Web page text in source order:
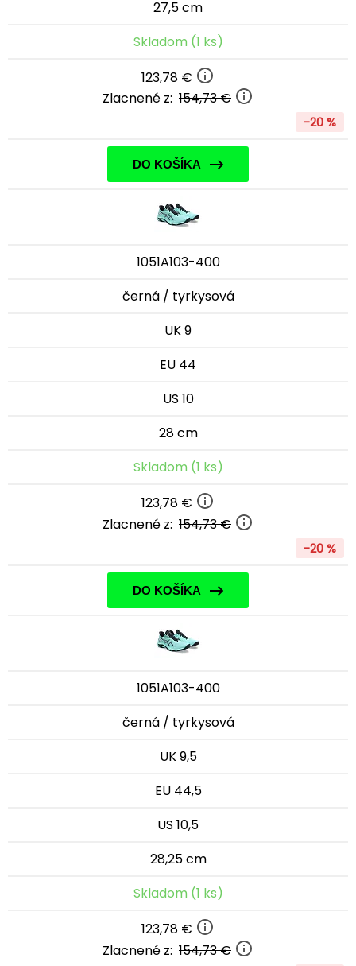
27,5 cm
Skladom (1 ks)
123,78 €
Zlacnené z: 154,73 €
-20 %
DO KOŠÍKA
1051A103-400
černá / tyrkysová
UK 9
EU 44
US 10
28 cm
Skladom (1 ks)
123,78 €
Zlacnené z: 154,73 €
-20 %
DO KOŠÍKA
1051A103-400
černá / tyrkysová
UK 9,5
EU 44,5
US 10,5
28,25 cm
Skladom (1 ks)
123,78 €
Zlacnené z: 154,73 €